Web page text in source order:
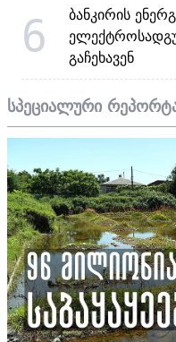
6
ბანკირის
გაჩეხავენ
სპეციალური